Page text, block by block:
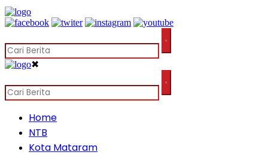
✖
Home
NTB
Kota Mataram